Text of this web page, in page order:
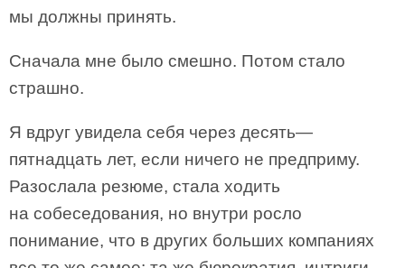
мы должны принять.
Сначала мне было смешно. Потом стало
страшно.
Я вдруг увидела себя через десять—
пятнадцать лет, если ничего не предприму.
Разослала резюме, стала ходить
на собеседования, но внутри росло
понимание, что в других больших компаниях